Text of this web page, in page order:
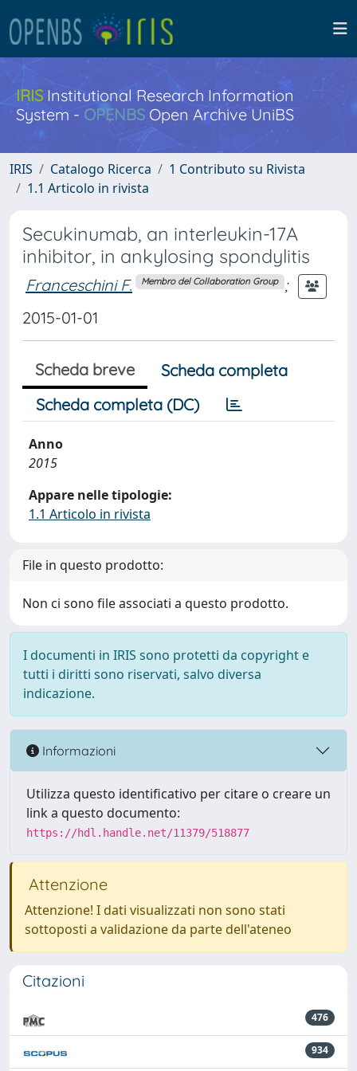
IRISInstitutional Research Information
System - OPENBS Open Archive UniBS
IRIS Catalogo Ricerca
1 Contributo su Rivista
1.1 Articolo in rivista
Secukinumab, an interleukin-17A
inhibitor, in ankylosing spondylitis
Franceschini F. Membro del Collaboration Group ;
2015-01-01
Scheda breve
Scheda completa
Scheda completa (DC)
Anno
2015
Appare nelle tipologie:
1.1 Articolo in rivista
File in questo prodotto:
Non ci sono file associati a questo prodotto.
I documenti in IRIS sono protetti da copyright e
tutti i diritti sono riservati, salvo diversa
indicazione.
Informazioni
Utilizza questo identificativo per citare o creare un
link a questo documento:
https://hdl.handle.net/11379/518877
Attenzione
Attenzione! I dati visualizzati non sono stati
sottoposti a validazione da parte dell'ateneo
Citazioni
476
934